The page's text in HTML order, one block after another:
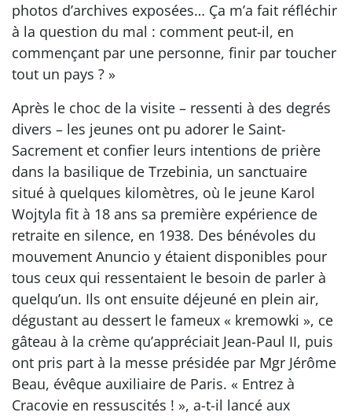
photos d’archives exposées… Ça m’a fait réfléchir
à la question du mal : comment peut-il, en
commençant par une personne, finir par toucher
tout un pays ? »
Après le choc de la visite – ressenti à des degrés
divers – les jeunes ont pu adorer le Saint-
Sacrement et confier leurs intentions de prière
dans la basilique de Trzebinia, un sanctuaire
situé à quelques kilomètres, où le jeune Karol
Wojtyla fit à 18 ans sa première expérience de
retraite en silence, en 1938. Des bénévoles du
mouvement Anuncio y étaient disponibles pour
tous ceux qui ressentaient le besoin de parler à
quelqu’un. Ils ont ensuite déjeuné en plein air,
dégustant au dessert le fameux « kremowki », ce
gâteau à la crème qu’appréciait Jean-Paul II, puis
ont pris part à la messe présidée par Mgr Jérôme
Beau, évêque auxiliaire de Paris. « Entrez à
Cracovie en ressuscités ! », a-t-il lancé aux